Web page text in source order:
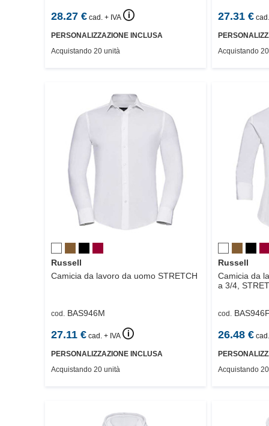
28.27 € cad. + IVA 🛈
PERSONALIZZAZIONE INCLUSA
Acquistando 20 unità
27.31€
Acquistando
Russell
Camicia da lavoro da uomo STRETCH
cod. BAS946M
27.11 € cad. + IVA 🛈
PERSONALIZZAZIONE INCLUSA
Acquistando 20 unità
Russell
Camicia da
a 3/4,
cod.
26.48€
Acquistando